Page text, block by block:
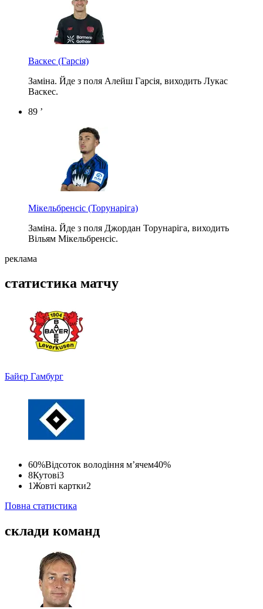
Васкес (Гарсія)
Заміна. Йде з поля Алейш Гарсія, виходить Лукас
Васкес.
89 ’
Мікельбренсіс (Торунаріга)
Заміна. Йде з поля Джордан Торунаріга, виходить
Вільям Мікельбренсіс.
реклама
статистика матчу
Байєр Гамбург
60%Відсоток володіння м’ячем40%
8Кутові3
1Жовті картки2
Повна статистика
склади команд